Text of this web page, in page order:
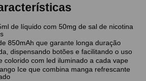
de líquido com 50mg de sal de nicotina
850mAh que garante longa duração
dispensando botões e facilitando o uso
colorido com led iluminado a cada vape
Ice que combina manga refrescante